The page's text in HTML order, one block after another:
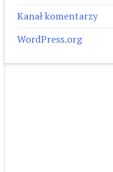
Kanał komentarzy
WordPress.org